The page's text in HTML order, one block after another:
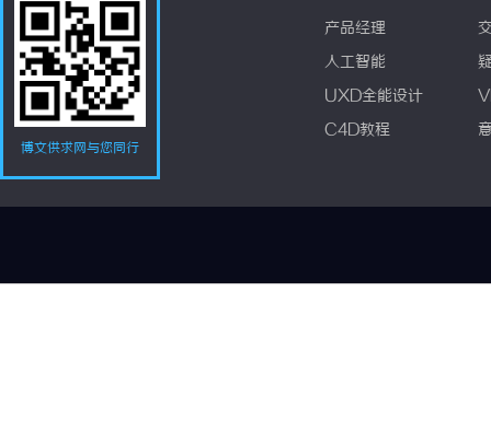
博文供求网与您同行
产品经理
人工智能
UXD全能设计
C4D教程